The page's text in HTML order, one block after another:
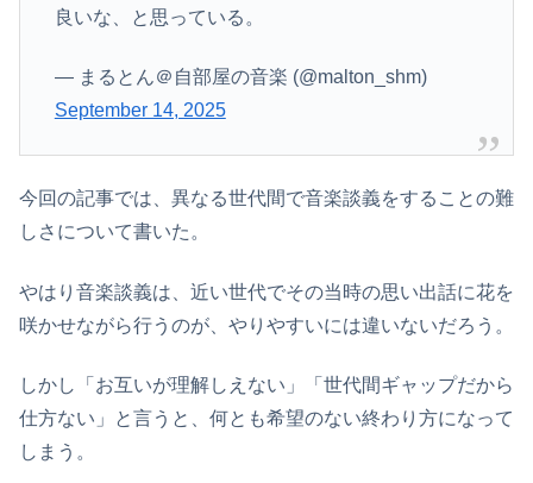
良いな、と思っている。
— まるとん＠自部屋の音楽 (@malton_shm)
September 14, 2025
今回の記事では、異なる世代間で音楽談義をすることの難
しさについて書いた。
やはり音楽談義は、近い世代でその当時の思い出話に花を
咲かせながら行うのが、やりやすいには違いないだろう。
しかし「お互いが理解しえない」「世代間ギャップだから
仕方ない」と言うと、何とも希望のない終わり方になって
しまう。